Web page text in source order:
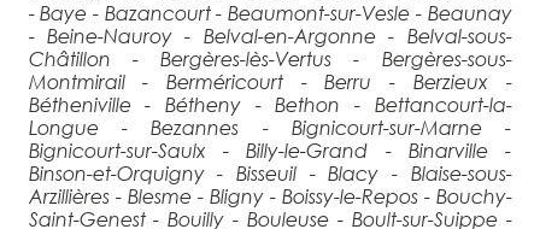
- Baye - Bazancourt - Beaumont-sur-Vesle - Beaunay
- Beine-Nauroy - Belval-en-Argonne - Belval-sous-
Châtillon - Bergères-lès-Vertus - Bergères-sous-
Montmirail - Berméricourt - Berru - Berzieux -
Bétheniville - Bétheny - Bethon - Bettancourt-la-
Longue - Bezannes - Bignicourt-sur-Marne -
Bignicourt-sur-Saulx - Billy-le-Grand - Binarville -
Binson-et-Orquigny - Bisseuil - Blacy - Blaise-sous-
Arzillières - Blesme - Bligny - Boissy-le-Repos - Bouchy-
Saint-Genest - Bouilly - Bouleuse - Boult-sur-Suippe -